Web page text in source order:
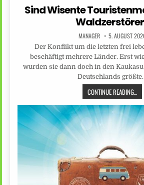
Sind Wisente
MANAGER 5. AUGUST
Der Konflikt um die letzten frei
beschäftigt mehrere Länder. Erst
wurden sie dann doch in den
Deutschlands
CONTINUE READING...